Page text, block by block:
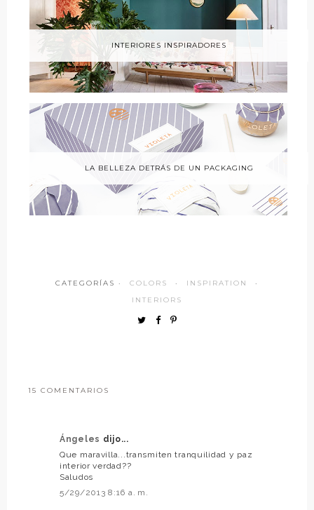
INTERIORES INSPIRADORES
LA BELLEZA DETRÁS DE UN PACKAGING
CATEGORÍAS · COLORS · INSPIRATION
·
INTERIORS
15 COMENTARIOS
Ángeles dijo...
Que maravilla...transmiten tranquilidad y paz
interior verdad??
Saludos
5/29/2013 8:16 a. m.